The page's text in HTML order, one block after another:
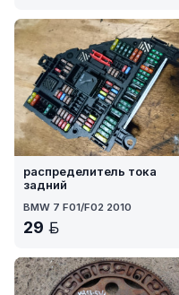
распределитель тока
задний
BMW 7 F01/F02 2010
29